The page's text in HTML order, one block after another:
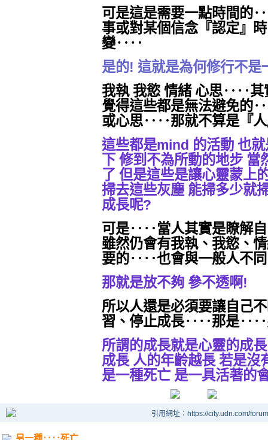
可是這是需要一點時間的
事或對某個信念『認定』
變‥‥
是的! 這就是為何修行不是
我執 我慾 情緒 心思‥‥
覺得這些都是無法避免的
或心思‥‥那就不算是『
這些都是mind 的活動 也
下 修到不為所動的地步 當
了 但是這些是讓心靈蒙上
掃去這些灰塵 能掃多少就
成長呢?
可是‥‥當人其實是瞭解
雖然仍會有我執、我慾
要的‥‥也會與一般人不
那就是放不夠 參不透啊!
所以人還是必須要讓自己
習、停止成長‥‥那是
所謂的成長就是心靈的成
成長 人的年齡越長 若是沒
是一種死亡 是一具活著的
引用網址：https://city.udn.com/
另一種‥‥死亡